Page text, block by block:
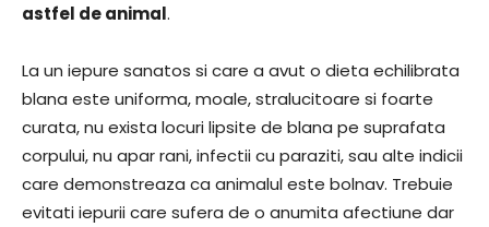
astfel de animal.
La un iepure sanatos si care a avut o dieta echilibrata
blana este uniforma, moale, stralucitoare si foarte
curata, nu exista locuri lipsite de blana pe suprafata
corpului, nu apar rani, infectii cu paraziti, sau alte indicii
care demonstreaza ca animalul este bolnav. Trebuie
evitati iepurii care sufera de o anumita afectiune dar